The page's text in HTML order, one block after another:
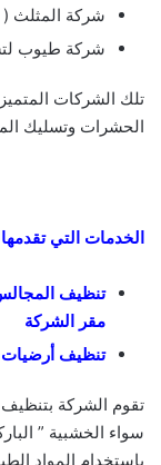
شركة
شركة طيوب
تلك الشركات
الحشرات وتسليك
الخدمات التي
تنظيف
مقر الشركة
تنظيف أرضيات
تقوم الشركة
سواء الخشبية ”
باستخدام المواد